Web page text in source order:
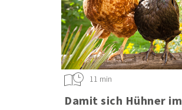
11 min
Damit sich Hühner im